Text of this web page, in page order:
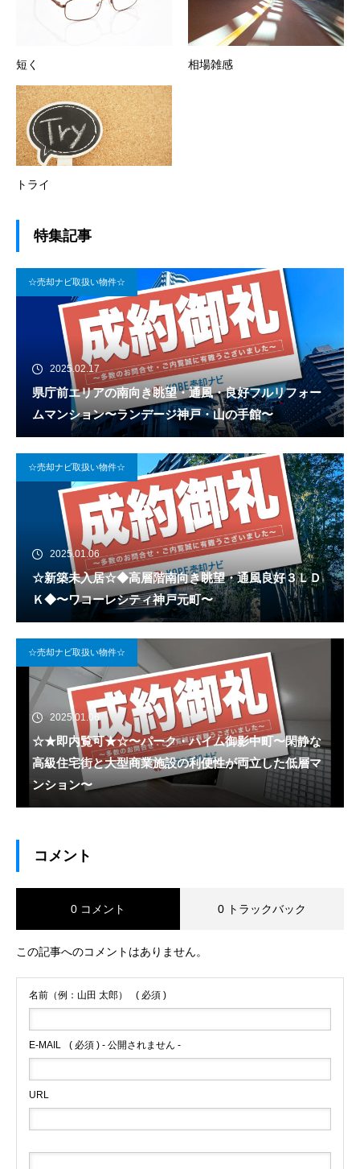
短く 相場雑感
トライ
特集記事
☆売却ナビ取扱い物件☆
2025.02.17
県庁前エリアの南向き眺望・通風・良好フルリフォー
ムマンション〜ランデージ神戸・山の手館〜
☆売却ナビ取扱い物件☆
2025.01.06
☆新築未入居☆◆高層階南向き眺望・通風良好３ＬＤ
Ｋ◆〜ワコーレシティ神戸元町〜
☆売却ナビ取扱い物件☆
2025.01.06
☆★即内覧可★☆〜パーク・ハイム御影中町〜閑静な
高級住宅街と大型商業施設の利便性が両立した低層マ
ンション〜
コメント
0 コメント 0 トラックバック
この記事へのコメントはありません。
名前（例：山田 太郎） ( 必須 )
E-MAIL ( 必須 ) - 公開されません -
URL